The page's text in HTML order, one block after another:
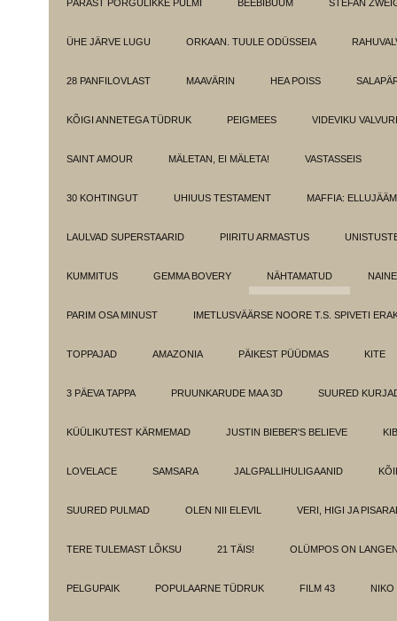
PÄRAST PÕRGULIKKE PULMI BEEBIBUUM STEFAN
ÜHE JÄRVE LUGU ORKAAN. TUULE ODÜSSEIA
28 PANFILOVLAST MAAVÄRIN HEA POISS
KÕIGI ANNETEGA TÜDRUK PEIGMEES VIDEVIKU
SAINT AMOUR MÄLETAN, EI MÄLETA! VASTASSEIS
30 KOHTINGUT UHIUUS TESTAMENT MAFFIA:
LAULVAD SUPERSTAARID PIIRITU ARMASTUS
KUMMITUS GEMMA BOVERY NÄHTAMATUD
PARIM OSA MINUST IMETLUSVÄÄRSE NOORE T.S. SPIVETI
TOPPAJAD AMAZONIA PÄIKEST PÜÜDMAS KITE
3 PÄEVA TAPPA PRUUNKARUDE MAA 3D SUURED
KÜÜLIKUTEST KÄRMEMAD JUSTIN BIEBER'S BELIEVE
LOVELACE SAMSARA JALGPALLIHULIGAANID
SUURED PULMAD OLEN NII ELEVIL VERI, HIGI JA
TERE TULEMAST LÕKSU 21 TÄIS! OLÜMPOS ON
PELGUPAIK POPULAARNE TÜDRUK FILM 43 NIKO